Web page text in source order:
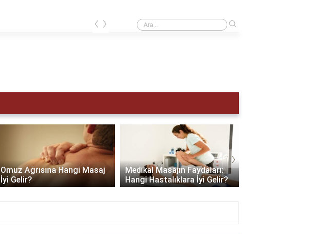
Adet hemen nasıl sökülür?
‹ ›
Omuz Ağrısına Hangi Masaj
İyi Gelir?
Medikal Masajın Faydaları:
Hangi Hastalıklara İyi Gelir?
›